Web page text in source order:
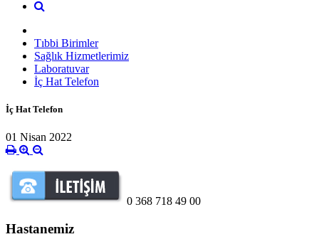
Tıbbi Birimler
Sağlık Hizmetlerimiz
Laboratuvar
İç Hat Telefon
İç Hat Telefon
01 Nisan 2022
0 368 718 49 00
Hastanemiz